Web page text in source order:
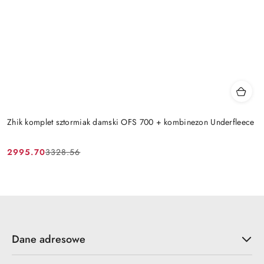
Zhik komplet sztormiak damski OFS 700 + kombinezon Underfleece
Cena
2995.70
Cena
3328.56
Dane adresowe